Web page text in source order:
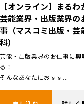
【オンライン】まるわ
芸能業界・出版業界の
事（マスコミ出版・芸
科）
芸能・出版業界のお仕事に興
る！
そんなあなたにおすす...